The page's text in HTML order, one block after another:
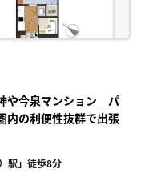
や今泉マンション パ
の利便性抜群で出張
駅」徒歩8分